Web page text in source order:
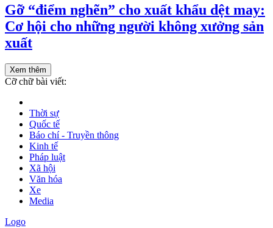
Gỡ “điểm nghẽn” cho xuất khẩu dệt may:
Cơ hội cho những người không xưởng sản
xuất
Xem thêm
Cỡ chữ bài viết:
Thời sự
Quốc tế
Báo chí - Truyền thông
Kinh tế
Pháp luật
Xã hội
Văn hóa
Xe
Media
Logo